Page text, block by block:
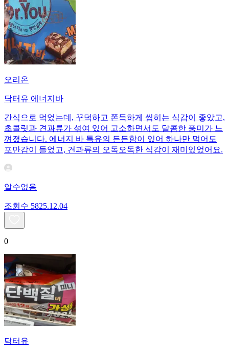
오리온
닥터유 에너지바
간식으로 먹었는데, 꾸덕하고 쫀득하게 씹히는 식감이 좋았고,
초콜릿과 견과류가 섞여 있어 고소하면서도 달콤한 풍미가 느
껴졌습니다. 에너지 바 특유의 든든함이 있어 하나만 먹어도
포만감이 들었고, 견과류의 오독오독한 식감이 재미있었어요.
알수없음
조회수 5825.12.04
0
닥터유